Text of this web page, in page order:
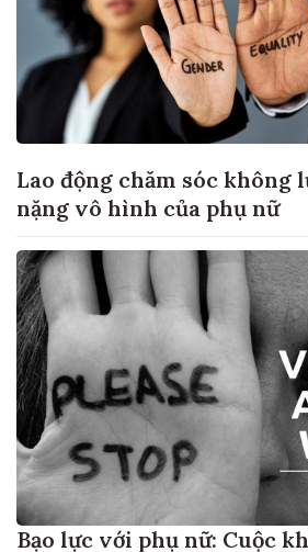
Lao động chăm sóc không
nặng vô hình của phụ nữ
Bạo lực với phụ nữ: Cuộc